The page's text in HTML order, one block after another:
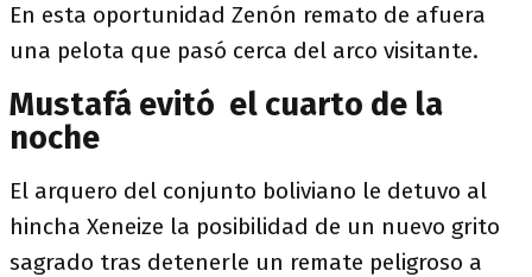
En esta oportunidad Zenón remato de afuera
una pelota que pasó cerca del arco visitante.
Mustafá evitó el cuarto de la
noche
El arquero del conjunto boliviano le detuvo al
hincha Xeneize la posibilidad de un nuevo grito
sagrado tras detenerle un remate peligroso a